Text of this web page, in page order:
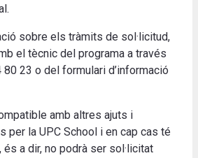
sobre els tràmits de sol·licitud,
el tècnic del programa a través
23 o del formulari d’informació
amb altres ajuts i
per la UPC School i en cap cas té
a dir, no podrà ser sol·licitat